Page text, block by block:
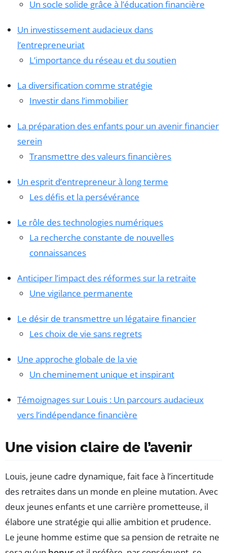
Un socle solide grâce à l’éducation financière
Un investissement audacieux dans
l’entrepreneuriat
L’importance du réseau et du soutien
La diversification comme stratégie
Investir dans l’immobilier
La préparation des enfants pour un avenir financier
serein
Transmettre des valeurs financières
Un esprit d’entrepreneur à long terme
Les défis et la persévérance
Le rôle des technologies numériques
La recherche constante de nouvelles
connaissances
Anticiper l’impact des réformes sur la retraite
Une vigilance permanente
Le désir de transmettre un légataire financier
Les choix de vie sans regrets
Une approche globale de la vie
Un cheminement unique et inspirant
Témoignages sur Louis : Un parcours audacieux
vers l’indépendance financière
Une vision claire de l’avenir
Louis, jeune cadre dynamique, fait face à l’incertitude
des retraites dans un monde en pleine mutation. Avec
deux jeunes enfants et une carrière prometteuse, il
élabore une stratégie qui allie ambition et prudence.
Le jeune homme estime que sa pension de retraite ne